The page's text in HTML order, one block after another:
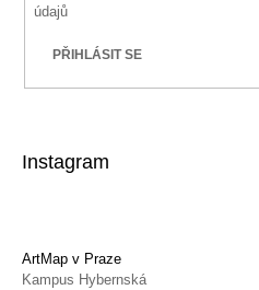
údajů
PŘIHLÁSIT SE
Instagram
ArtMap v Praze
Kampus Hybernská